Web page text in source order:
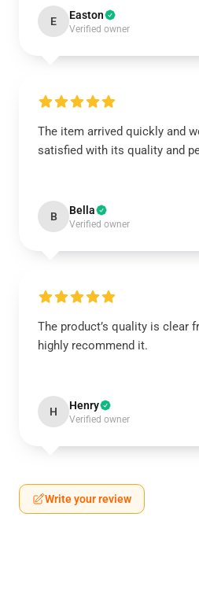
E Easton
Verified owner
The item arrived quickly and
satisfied with its quality and
B Bella
Verified owner
The product’s quality is clear
highly recommend it.
H Henry
Verified owner
Write your review